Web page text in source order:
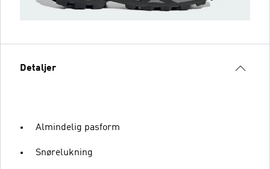
Detaljer
Almindelig pasform
Snørelukning